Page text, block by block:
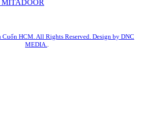
Cuốn HCM. All Rights Reserved. Design by DNC
MEDIA.